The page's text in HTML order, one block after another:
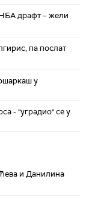
драфт – жели
па послат
у
- "уградио" се у
и Данилина